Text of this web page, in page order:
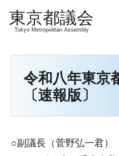
Tokyo Metropolitan Assembly
令和八年東京
〔速報版〕
○副議長（菅野弘一君）